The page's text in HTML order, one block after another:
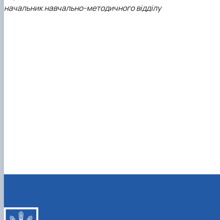
начальник навчально-методичного відділу